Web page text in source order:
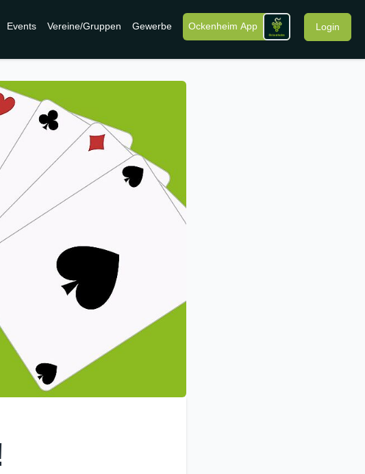
Events Vereine/Gruppen Gewerbe Ockenheim App Login